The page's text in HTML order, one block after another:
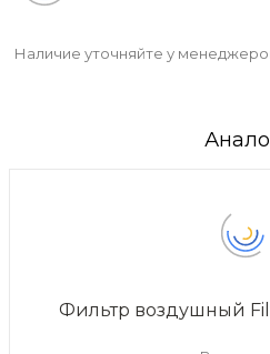
Наличие уточняйте у
Фильтр воздушный